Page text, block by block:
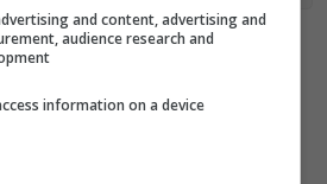
Αθήνα: 5 μαγαζιά
διακοπές να μοιάζουν
and content, advertising and
audience research and
information on a device